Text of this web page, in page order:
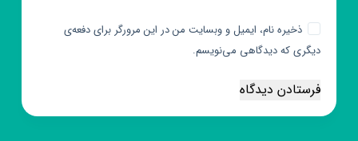
ذخیره نام، ایمیل و وبسایت من در این مرورگر برای دفعه‌ی
دیگری که دیدگاهی می‌نویسم.
فرستادن دیدگاه